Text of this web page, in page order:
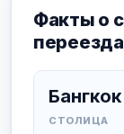
Факты о
переезда
Бангкок
СТОЛИЦА